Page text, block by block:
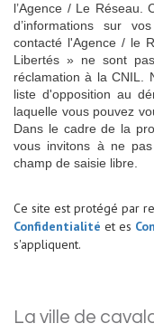
l’Agence / Le Réseau.
d’informations sur
contacté l'Agence / le
Libertés » ne sont
réclamation à la CNIL.
liste d'opposition au
laquelle vous pouvez
Dans le cadre de la
vous invitons à ne
champ de saisie libre.
Ce site est protégé par
Confidentialité et es
s'appliquent.
la ville de